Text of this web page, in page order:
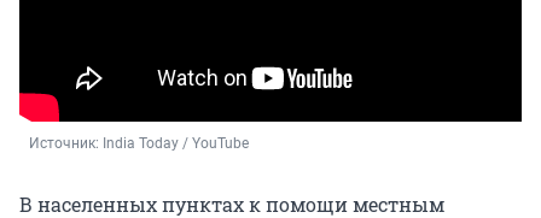
Источник: India Today / YouTube
В населенных пунктах к помощи местным